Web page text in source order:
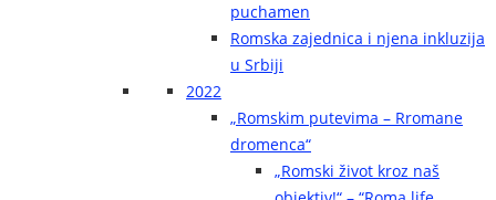
puchamen
Romska zajednica i njena inkluzija
u Srbiji
2022
„Romskim putevima – Rromane
dromenca“
„Romski život kroz naš